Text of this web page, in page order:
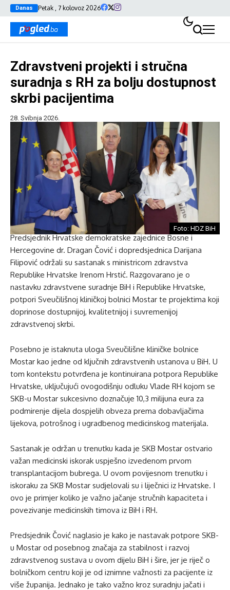
Danas Petak , 7 kolovoz 2026
Zdravstveni projekti i stručna
suradnja s RH za bolju dostupnost
skrbi pacijentima
28. Svibnja 2026.
Foto: HDZ BiH
Predsjednik Hrvatske demokratske zajednice Bosne i
Hercegovine dr. Dragan Čović i dopredsjednica Darijana
Filipović održali su sastanak s ministricom zdravstva
Republike Hrvatske Irenom Hrstić. Razgovarano je o
nastavku zdravstvene suradnje BiH i Republike Hrvatske,
potpori Sveučilišnoj kliničkoj bolnici Mostar te projektima koji
doprinose dostupnijoj, kvalitetnijoj i suvremenijoj
zdravstvenoj skrbi.
Posebno je istaknuta uloga Sveučilišne kliničke bolnice
Mostar kao jedne od ključnih zdravstvenih ustanova u BiH. U
tom kontekstu potvrđena je kontinuirana potpora Republike
Hrvatske, uključujući ovogodišnju odluku Vlade RH kojom se
SKB-u Mostar sukcesivno doznačuje 10,3 milijuna eura za
podmirenje dijela dospjelih obveza prema dobavljačima
lijekova, potrošnog i ugradbenog medicinskog materijala.
Sastanak je održan u trenutku kada je SKB Mostar ostvario
važan medicinski iskorak uspješno izvedenom prvom
transplantacijom bubrega. U ovom povijesnom trenutku i
iskoraku za SKB Mostar sudjelovali su i liječnici iz Hrvatske. I
ovo je primjer koliko je važno jačanje stručnih kapaciteta i
povezivanje medicinskih timova iz BiH i RH.
Predsjednik Čović naglasio je kako je nastavak potpore SKB-
u Mostar od posebnog značaja za stabilnost i razvoj
zdravstvenog sustava u ovom dijelu BiH i šire, jer je riječ o
bolničkom centru koji je od iznimne važnosti za pacijente iz
više županija. Jednako je tako važno kroz suradnju jačati i